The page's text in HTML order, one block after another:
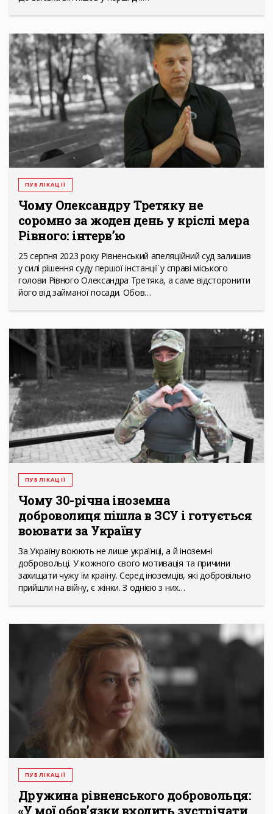
ПУБЛІКАЦІЇ
Чому Олександру Третяку не
соромно за жоден день у кріслі мера
Рівного: інтерв’ю
25 серпня 2023 року Рівненський апеляційний суд залишив
у силі рішення суду першої інстанції у справі міського
голови Рівного Олександра Третяка, а саме відсторонити
його від займаної посади. Обов…
ПУБЛІКАЦІЇ
Чому 30-річна іноземна
доброволиця пішла в ЗСУ і готується
воювати за Україну
За Україну воюють не лише українці, а й іноземні
добровольці. У кожного свого мотивація та причини
захищати чужу їм країну. Серед іноземців, які добровільно
прийшли на війну, є жінки. З однією з них…
ПУБЛІКАЦІЇ
Дружина рівненського добровольця:
«У мої обов’язки входить зустрічати